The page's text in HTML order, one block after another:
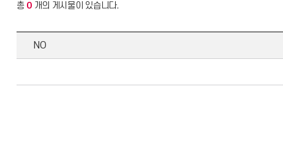
총 0개의 게시물이 있습니다.
NO